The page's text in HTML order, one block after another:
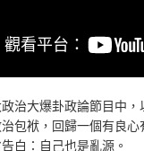
治大爆卦政論節目中
包袱，回歸一個有良心
白：自己也是亂源。